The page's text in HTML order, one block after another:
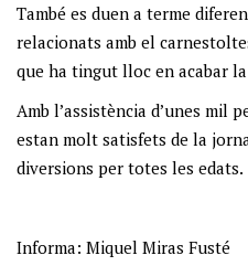
També es duen a terme
relacionats amb el
que ha tingut lloc en acabar
Amb l’assistència d’unes mil
estan molt satisfets de la
diversions per totes les edats.
Informa: Miquel Miras Fusté